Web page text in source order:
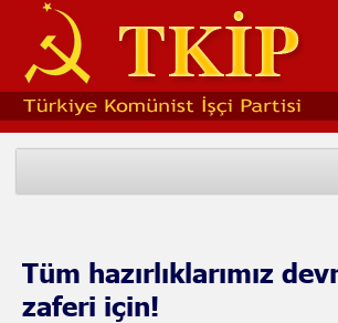
Tüm hazırlıklarımız
zaferi için!